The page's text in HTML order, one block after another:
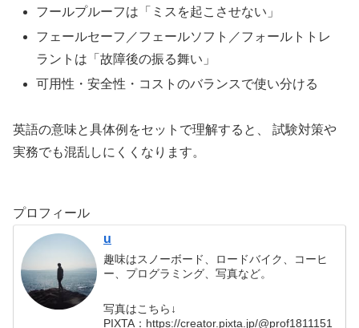
フールプルーフは「ミスを起こさせない」
フェールセーフ／フェールソフト／フォールトトレ
ラントは「故障後の振る舞い」
可用性・安全性・コストのバランスで使い分ける
英語の意味と具体例をセットで理解すると、 試験対策や
実務でも混乱しにくくなります。
プロフィール
u
趣味はスノーボード、ロードバイク、コーヒ
ー、プログラミング、写真など。
写真はこちら↓
PIXTA：https://creator.pixta.jp/@prof1811151